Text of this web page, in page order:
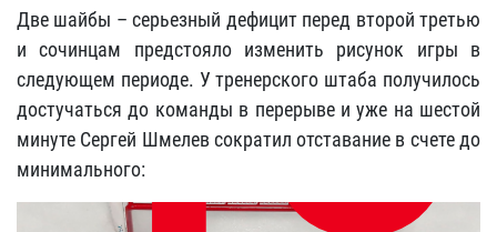
Две шайбы – серьезный дефицит перед второй третью
и сочинцам предстояло изменить рисунок игры в
следующем периоде. У тренерского штаба получилось
достучаться до команды в перерыве и уже на шестой
минуте Сергей Шмелев сократил отставание в счете до
минимального: